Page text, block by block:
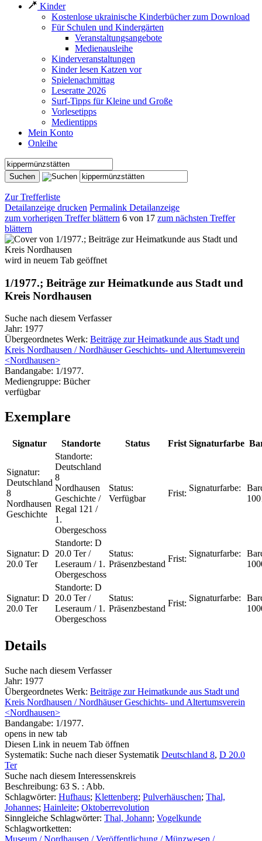
Kinder
Kostenlose ukrainische Kinderbücher zum Download
Für Schulen und Kindergärten
Veranstaltungsangebote
Medienausleihe
Kinderveranstaltungen
Kinder lesen Katzen vor
Spielenachmittag
Leseratte 2026
Surf-Tipps für Kleine und Große
Vorlesetipps
Medientipps
Mein Konto
Onleihe
Zur Trefferliste
Detailanzeige drucken Permalink Detailanzeige
zum vorherigen Treffer blättern 6 von 17 zum nächsten Treffer
blättern
wird in neuem Tab geöffnet
1/1977.; Beiträge zur Heimatkunde aus Stadt und
Kreis Nordhausen
Suche nach diesem Verfasser
Jahr: 1977
Übergeordnetes Werk: Beiträge zur Heimatkunde aus Stadt und
Kreis Nordhausen / Nordhäuser Geschichts- und Altertumsverein
<Nordhausen>
Bandangabe: 1/1977.
Mediengruppe: Bücher
verfügbar
Exemplare
Signatur Standorte Status Frist Signaturfarbe
Signatur:
Deutschland
8
Nordhausen
Geschichte
Standorte:
Deutschland
8
Nordhausen
Geschichte /
Regal 121 /
1.
Obergeschoss
Status:
Verfügbar
Frist:
Signaturfarbe:
Signatur: D
20.0 Ter
Standorte: D
20.0 Ter /
Leseraum / 1.
Obergeschoss
Status:
Präsenzbestand
Frist:
Signaturfarbe:
Signatur: D
20.0 Ter
Standorte: D
20.0 Ter /
Leseraum / 1.
Obergeschoss
Status:
Präsenzbestand
Frist:
Signaturfarbe:
Details
Suche nach diesem Verfasser
Jahr: 1977
Übergeordnetes Werk: Beiträge zur Heimatkunde aus Stadt und
Kreis Nordhausen / Nordhäuser Geschichts- und Altertumsverein
<Nordhausen>
Bandangabe: 1/1977.
opens in new tab
Diesen Link in neuem Tab öffnen
Systematik: Suche nach dieser Systematik Deutschland 8, D 20.0
Ter
Suche nach diesem Interessenskreis
Beschreibung: 63 S. : Abb.
Schlagwörter: Hufhaus; Klettenberg; Pulverhäuschen; Thal,
Johannes; Hainleite; Oktoberrevolution
Sinngleiche Schlagwörter: Thal, Johann; Vogelkunde
Schlagwortketten:
Museum / Nordhausen / Veröffentlichung / Münzwesen /